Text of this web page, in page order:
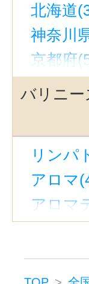
北海道
神奈川
京都府
福岡県(5)
バリニ
リンパ
アロマ
アロマ
ハーブ
タラソ